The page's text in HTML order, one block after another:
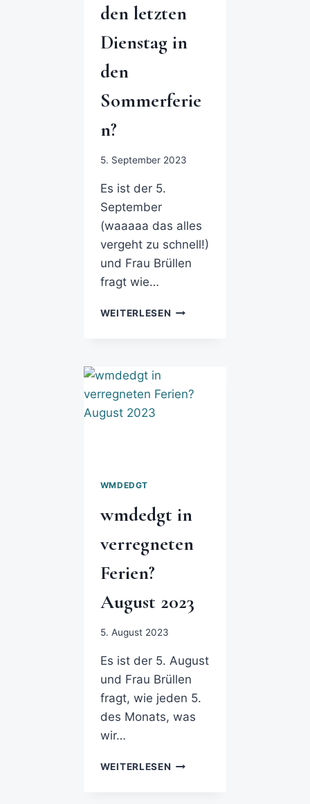
den letzten
Dienstag in
den
Sommerferie
n?
5. September 2023
Es ist der 5.
September
(waaaaa das alles
vergeht zu schnell!)
und Frau Brüllen
fragt wie…
WEITERLESEN
WMDEDGT
wmdedgt in
verregneten
Ferien?
August 2023
5. August 2023
Es ist der 5. August
und Frau Brüllen
fragt, wie jeden 5.
des Monats, was
wir…
WEITERLESEN